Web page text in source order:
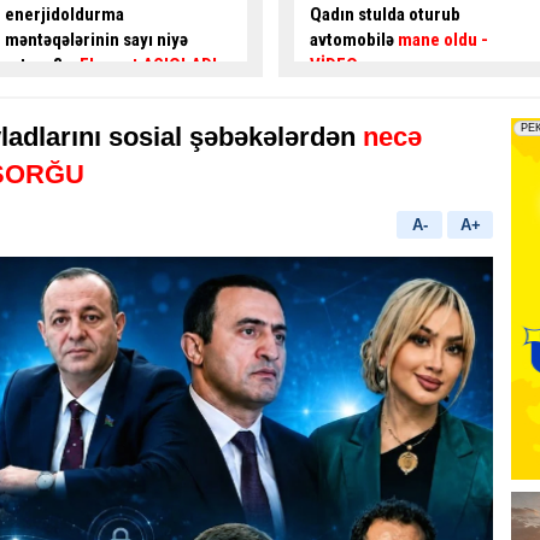
Qadın stulda oturub
avtomobiləmane oldu-
VİDEO
TƏMİR İŞLƏRİNƏ BAŞLANILIR
sosial şəbəkələrdən necə
A- A+